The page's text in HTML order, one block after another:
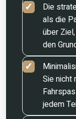
Die
als die
über
den
Sie nicht
jedem